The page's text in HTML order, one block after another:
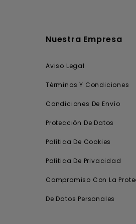
Nuestra Empresa
Aviso Legal
Términos Y Condiciones
Condiciones De Envío
Protección De Datos
Política De Cookies
Política De Privacidad
Compromiso Con La
De Datos Personales